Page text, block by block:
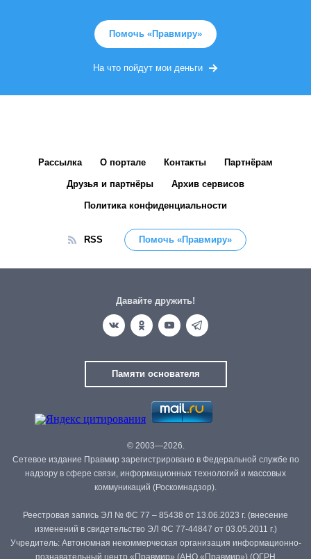
Помочь «Правмиру»
На что пойдут мои деньги
Рассылка О портале Контакты Партнёрам
Друзья и партнёры Архив сервисов
Политика конфиденциальности
RSS Помочь «Правмиру»
Давайте дружить!
Памяти основателя
© 2003—2026.
Сетевое издание Правмир зарегистрировано в Федеральной службе по
надзору в сфере связи, информационных технологий и массовых
коммуникаций (Роскомнадзор).
Реестровая запись ЭЛ № ФС 77 – 85438 от 13.06.2023 г. (внесение
изменений в свидетельство ЭЛ ФС 77-44847 от 03.05.2011 г.)
Учредитель: Автономная некоммерческая организация информационно-